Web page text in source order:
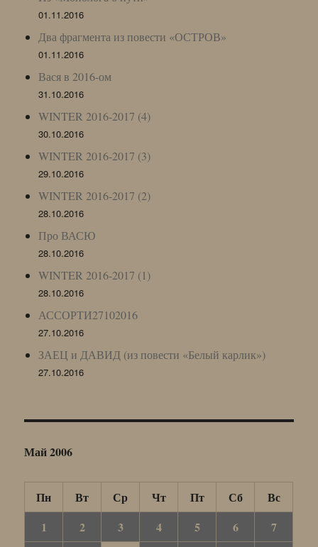
01.11.2016
Два фрагмента из повести «ОСТРОВ»
01.11.2016
Вася в 2016-ом
31.10.2016
WINTER 2016-2017 (4)
30.10.2016
WINTER 2016-2017 (3)
29.10.2016
WINTER 2016-2017 (2)
28.10.2016
Про ВАСЮ
28.10.2016
WINTER 2016-2017 (1)
28.10.2016
АССОРТИ27102016
27.10.2016
ЗАЕЦ и ДАВИД (из повести «Белый карлик»)
27.10.2016
Май 2006
Пн Вт Ср Чт Пт Сб
Вс
1
2 3 4 5 6
7